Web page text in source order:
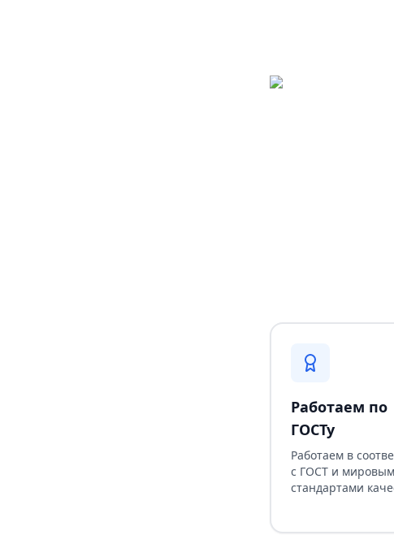
Работаем по
ГОСТу
Работаем в
с ГОСТ и
стандартами